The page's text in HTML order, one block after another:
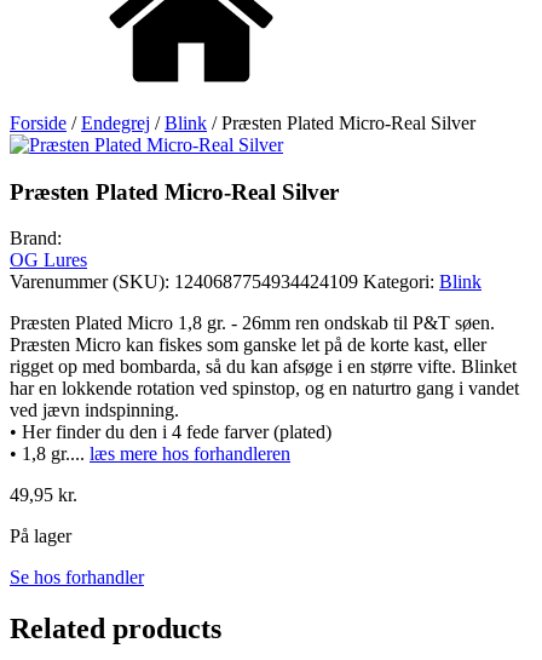
Forside /Endegrej /Blink / Præsten Plated Micro-Real Silver
Præsten Plated Micro-Real Silver
Brand:
OG Lures
Varenummer (SKU): 1240687754934424109 Kategori: Blink
Præsten Plated Micro 1,8 gr. - 26mm ren ondskab til P&T søen.
Præsten Micro kan fiskes som ganske let på de korte kast, eller
rigget op med bombarda, så du kan afsøge i en større vifte. Blinket
har en lokkende rotation ved spinstop, og en naturtro gang i vandet
ved jævn indspinning.
• Her finder du den i 4 fede farver (plated)
• 1,8 gr.... læs mere hos forhandleren
49,95 kr.
På lager
Se hos forhandler
Related products